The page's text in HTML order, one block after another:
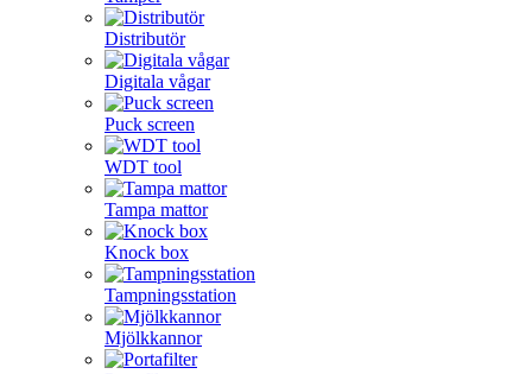
Distributör
Digitala vågar
Puck screen
WDT tool
Tampa mattor
Knock box
Tampningsstation
Mjölkkannor